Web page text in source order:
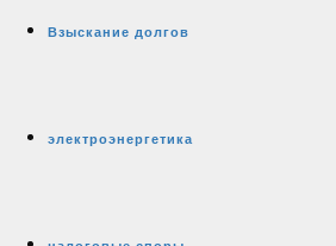
Взыскание долгов
электроэнергетика